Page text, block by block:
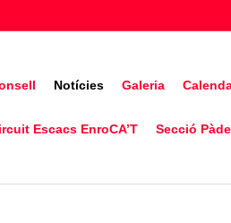
Notícies Galeria
Escacs EnroCA’T Secció